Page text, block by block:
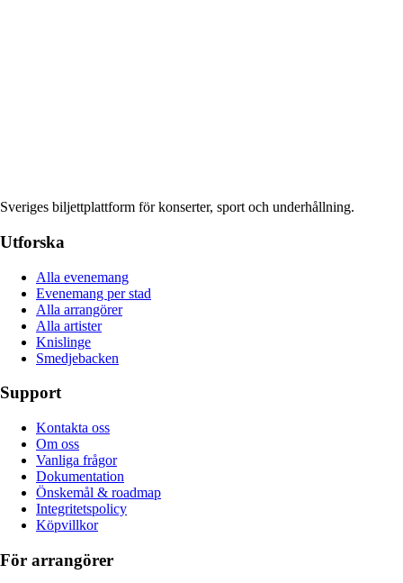
Sveriges biljettplattform för konserter, sport och underhållning.
Utforska
Alla evenemang
Evenemang per stad
Alla arrangörer
Alla artister
Knislinge
Smedjebacken
Support
Kontakta oss
Om oss
Vanliga frågor
Dokumentation
Önskemål & roadmap
Integritetspolicy
Köpvillkor
För arrangörer